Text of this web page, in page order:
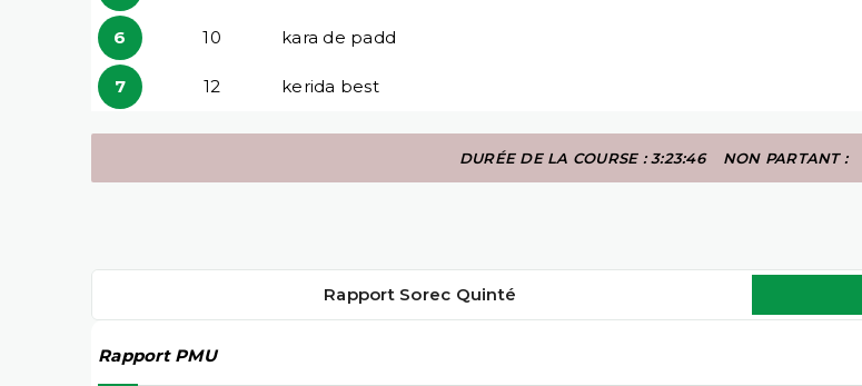
6 10 kara de padd
7 12 kerida best
DURÉE DE LA COURSE : 3:23:46 NON PARTANT :
Rapport Sorec Quinté
Rapport PMU